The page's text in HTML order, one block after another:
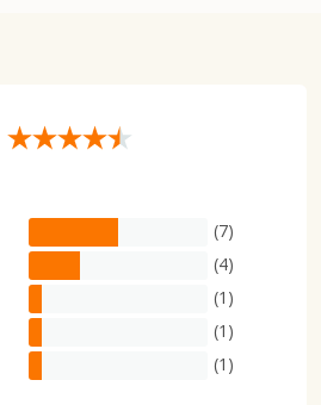
(7)
(4)
(1)
(1)
(1)